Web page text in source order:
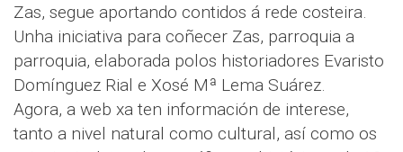
Zas, segue aportando contidos á rede costeira.
Unha iniciativa para coñecer Zas, parroquia a
parroquia, elaborada polos historiadores Evaristo
Domínguez Rial e Xosé Mª Lema Suárez.
Agora, a web xa ten información de interese,
tanto a nivel natural como cultural, así como os